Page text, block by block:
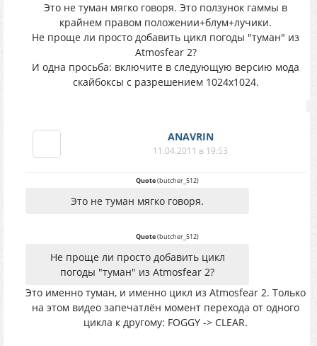
Это не туман мягко говоря. Это ползунок гаммы в
крайнем правом положении+блум+лучики.
Не проще ли просто добавить цикл погоды "туман" из
Atmosfear 2?
И одна просьба: включите в следующую версию мода
скайбоксы с разрешением 1024х1024.
ANAVRIN
11.04.2011 в 19:53
Quote(butcher_512)
Это не туман мягко говоря.
Quote(butcher_512)
Не проще ли просто добавить цикл
погоды "туман" из Atmosfear 2?
Это именно туман, и именно цикл из Atmosfear 2. Только
на этом видео запечатлён момент перехода от одного
цикла к другому: FOGGY -> CLEAR.